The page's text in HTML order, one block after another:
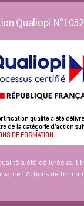
Qualiopi
a été délivrée au
: Actions de